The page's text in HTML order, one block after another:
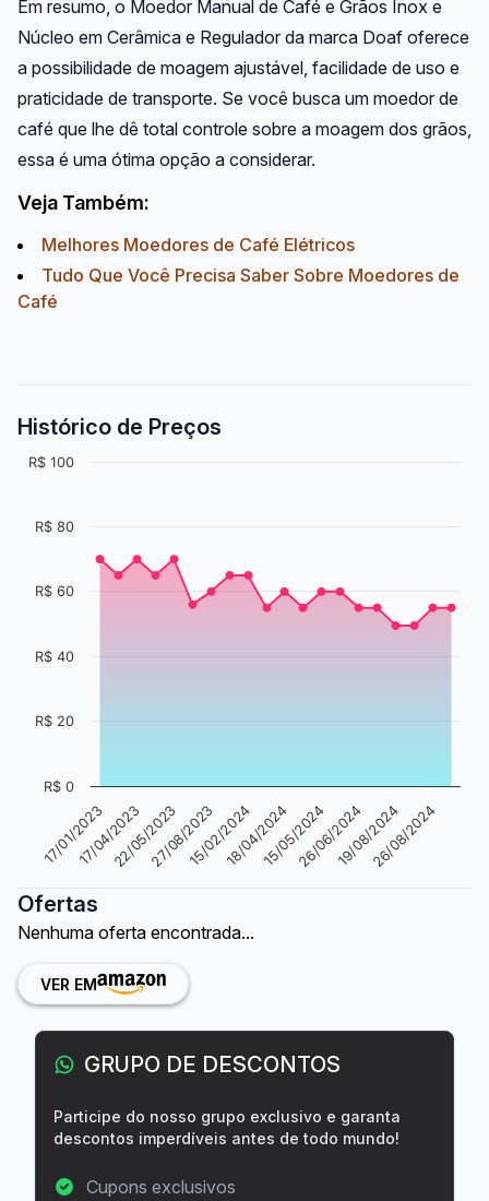
Em resumo, o Moedor Manual de Café e Grãos Inox e
Núcleo em Cerâmica e Regulador da marca Doaf oferece
a possibilidade de moagem ajustável, facilidade de uso e
praticidade de transporte. Se você busca um moedor de
café que lhe dê total controle sobre a moagem dos grãos,
essa é uma ótima opção a considerar.
Veja Também:
Melhores Moedores de Café Elétricos
Tudo Que Você Precisa Saber Sobre Moedores de
Café
Histórico de Preços
17/01/202317/04/202322/05/202327/08/202315/02/202418/04/202415/05/202426/06/202419/08/202426/08/2024
R$ 0
R$ 20
R$ 40
R$ 60
R$ 80
R$ 100
Ofertas
Nenhuma oferta encontrada...
VER EM
GRUPO DE DESCONTOS
Participe do nosso grupo exclusivo e garanta
descontos imperdíveis antes de todo mundo!
Cupons exclusivos